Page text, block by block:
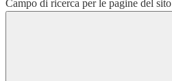
Campo di ricerca per le pagine del sito